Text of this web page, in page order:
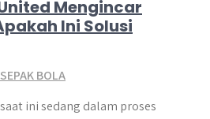
Mengincar
Ini Solusi
SEPAK BOLA
ini sedang dalam proses